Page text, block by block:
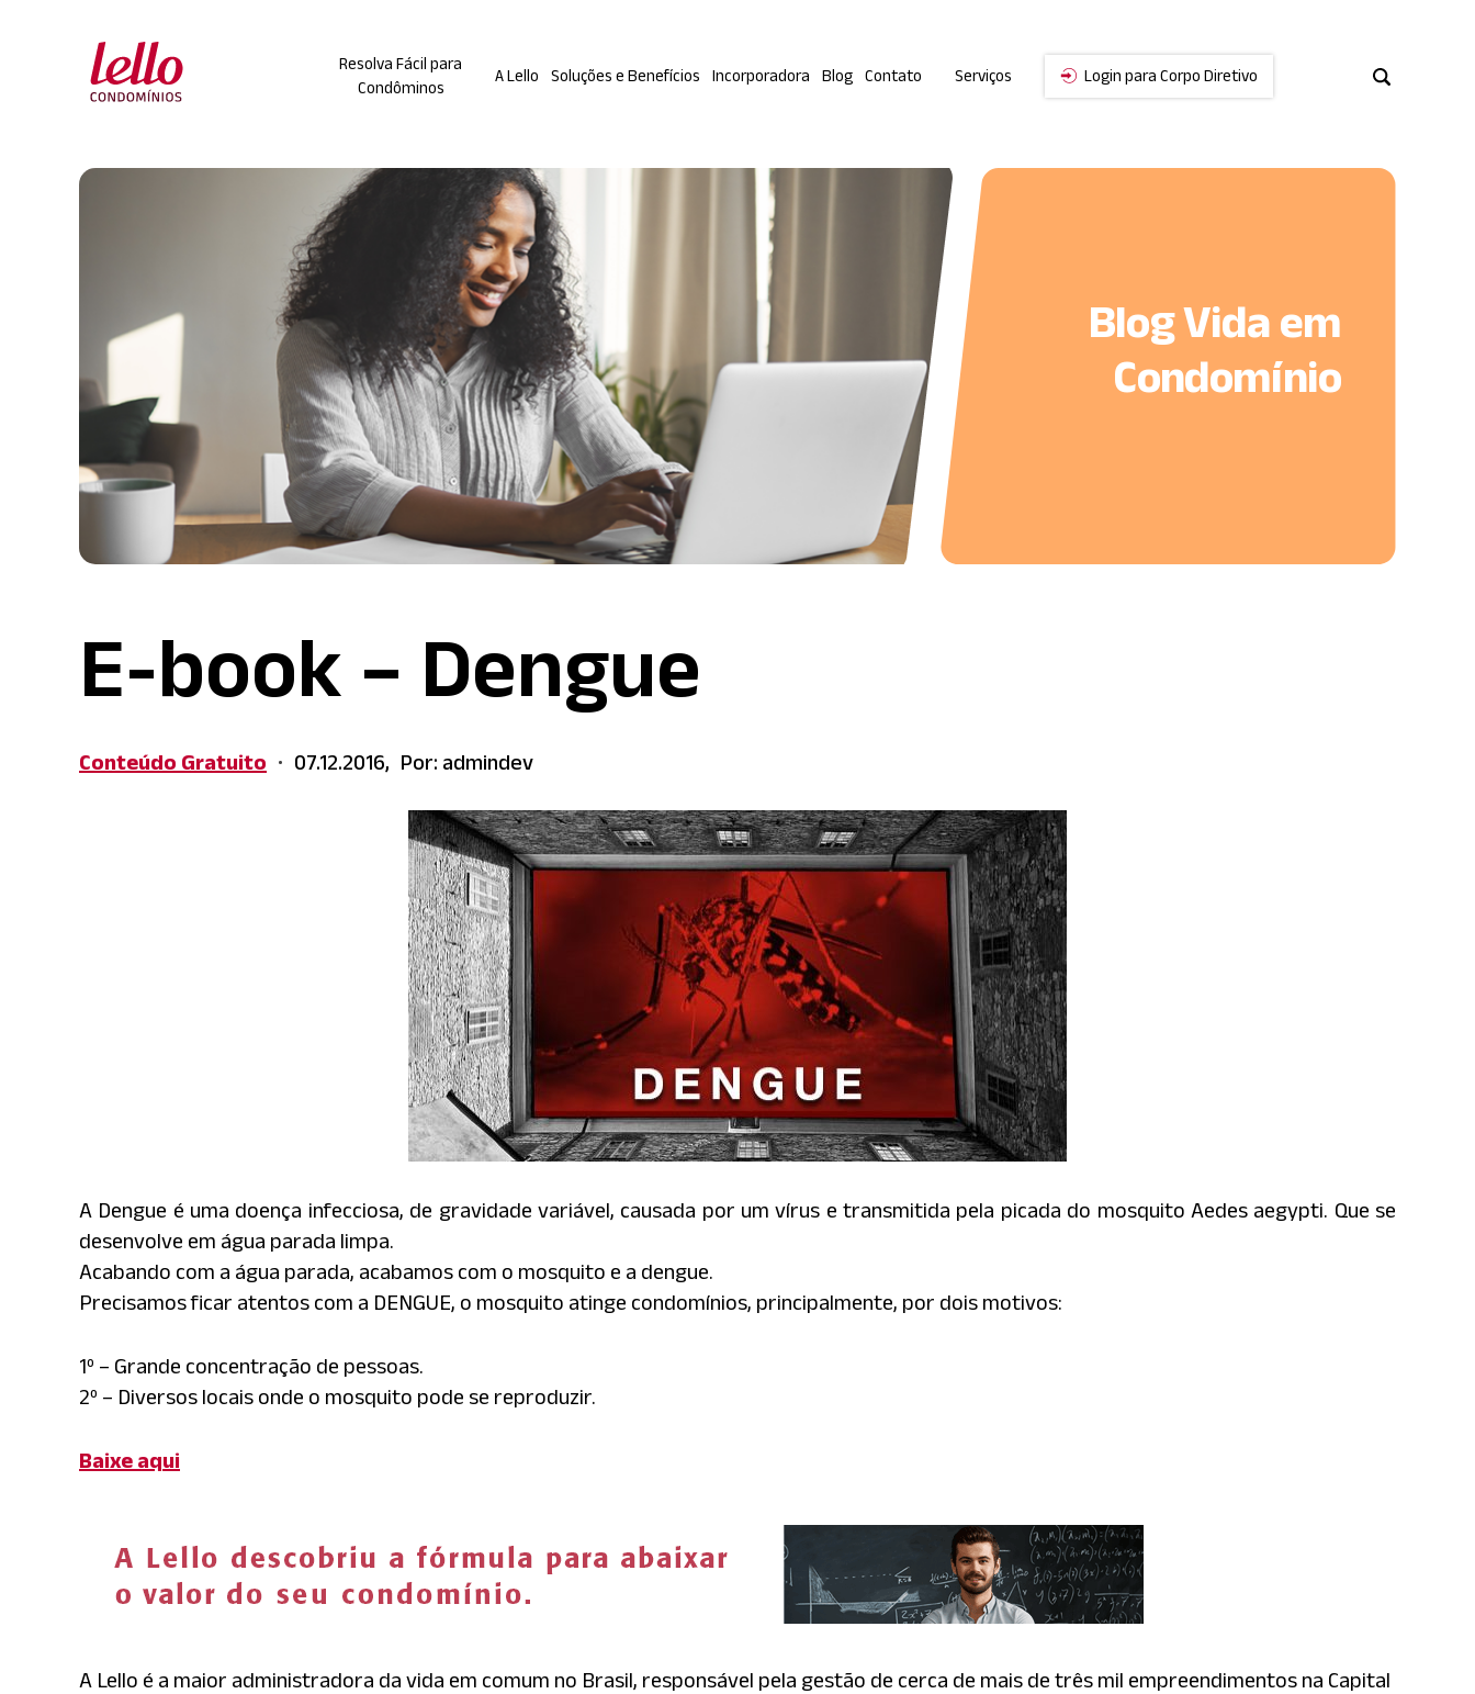
Resolva Fácil para
Condôminos
A Lello Soluções e Benefícios Incorporadora Blog Contato Serviços Login para Corpo Diretivo
Blog Vida em
Condomínio
E-book – Dengue
Conteúdo Gratuito • 07.12.2016, Por: admindev
A Dengue é uma doença infecciosa, de gravidade variável, causada por um vírus e transmitida pela picada do mosquito Aedes aegypti. Que se
desenvolve em água parada limpa.
Acabando com a água parada, acabamos com o mosquito e a dengue.
Precisamos ficar atentos com a DENGUE, o mosquito atinge condomínios, principalmente, por dois motivos:
1º – Grande concentração de pessoas.
2º – Diversos locais onde o mosquito pode se reproduzir.
Baixe aqui
A Lello é a maior administradora da vida em comum no Brasil, responsável pela gestão de cerca de mais de três mil empreendimentos na Capital